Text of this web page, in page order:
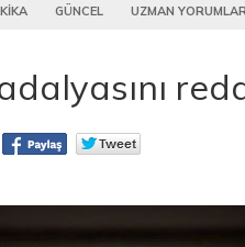
GÜNCEL UZMAN